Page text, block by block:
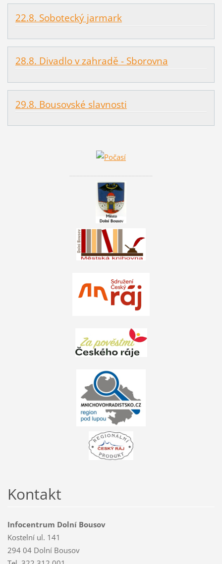
22.8. Sobotecký jarmark
28.8. Divadlo v zahradě - Sborovna
29.8. Bousovské slavnosti
Kontakt
Infocentrum Dolní Bousov
Kostelní ul. 141
294 04 Dolní Bousov